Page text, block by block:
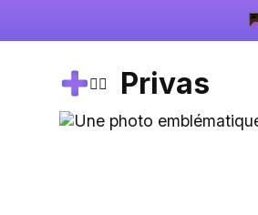
🚴‍♂️ Privas